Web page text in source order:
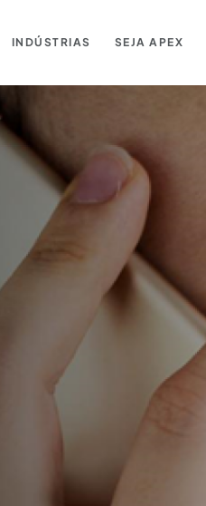
INDÚSTRIAS SEJA APEX